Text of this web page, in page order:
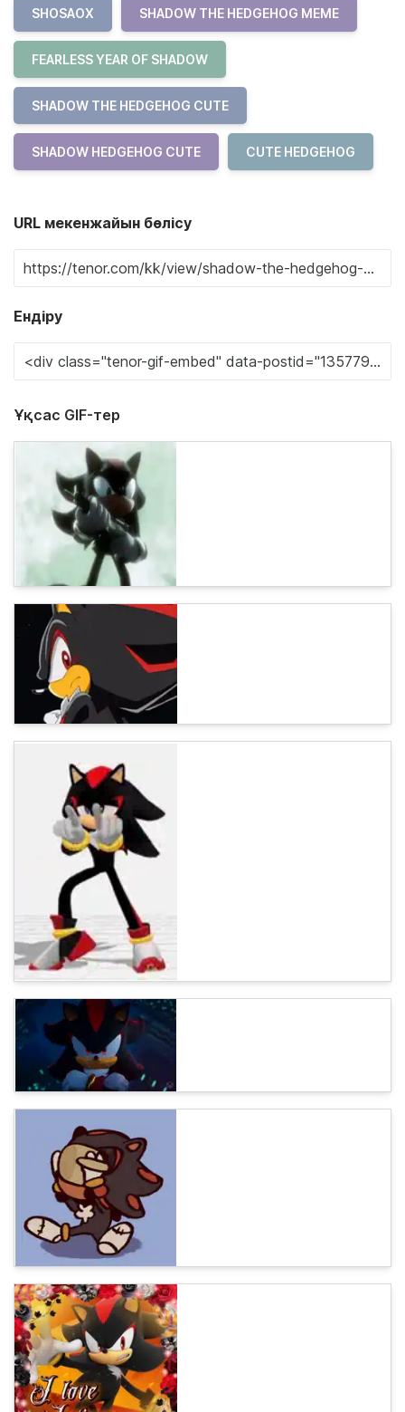
SHOSAOX SHADOW THE HEDGEHOG MEME
FEARLESS YEAR OF SHADOW
SHADOW THE HEDGEHOG CUTE
SHADOW HEDGEHOG CUTE CUTE HEDGEHOG
URL мекенжайын бөлісу
Ендіру
Ұқсас GIF-тер